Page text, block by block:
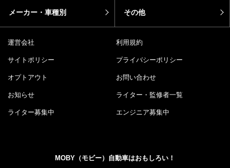
メーカー・車種別 その他
運営会社 利用規約
サイトポリシー プライバシーポリシー
オプトアウト お問い合わせ
お知らせ ライター・監修者一覧
ライター募集中 エンジニア募集中
MOBY（モビー）自動車はおもしろい！